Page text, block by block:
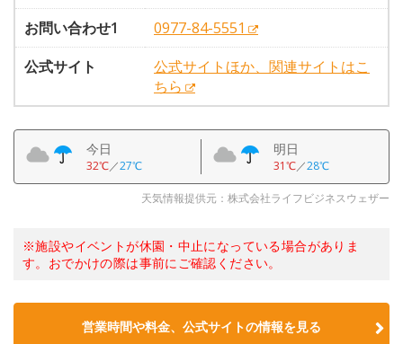
お問い合わせ1
0977-84-5551
公式サイト
公式サイトほか、関連サイトはこ
ちら
今日
32℃／27℃
明日
31℃／28℃
天気情報提供元：株式会社ライフビジネスウェザー
※施設やイベントが休園・中止になっている場合がありま
す。おでかけの際は事前にご確認ください。
営業時間や料金、公式サイトの情報を見る